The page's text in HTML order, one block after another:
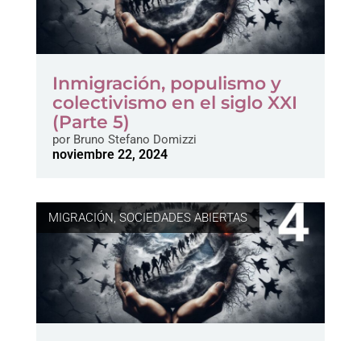
Inmigración, populismo y
colectivismo en el siglo XXI
(Parte 5)
porBruno Stefano Domizzi
noviembre 22, 2024
MIGRACIÓN,SOCIEDADES ABIERTAS